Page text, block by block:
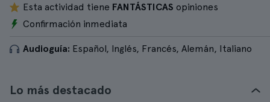
Esta actividad tiene FANTÁSTICAS opiniones
Confirmación inmediata
Audioguía: Español, Inglés, Francés, Alemán, Italiano
Lo más destacado